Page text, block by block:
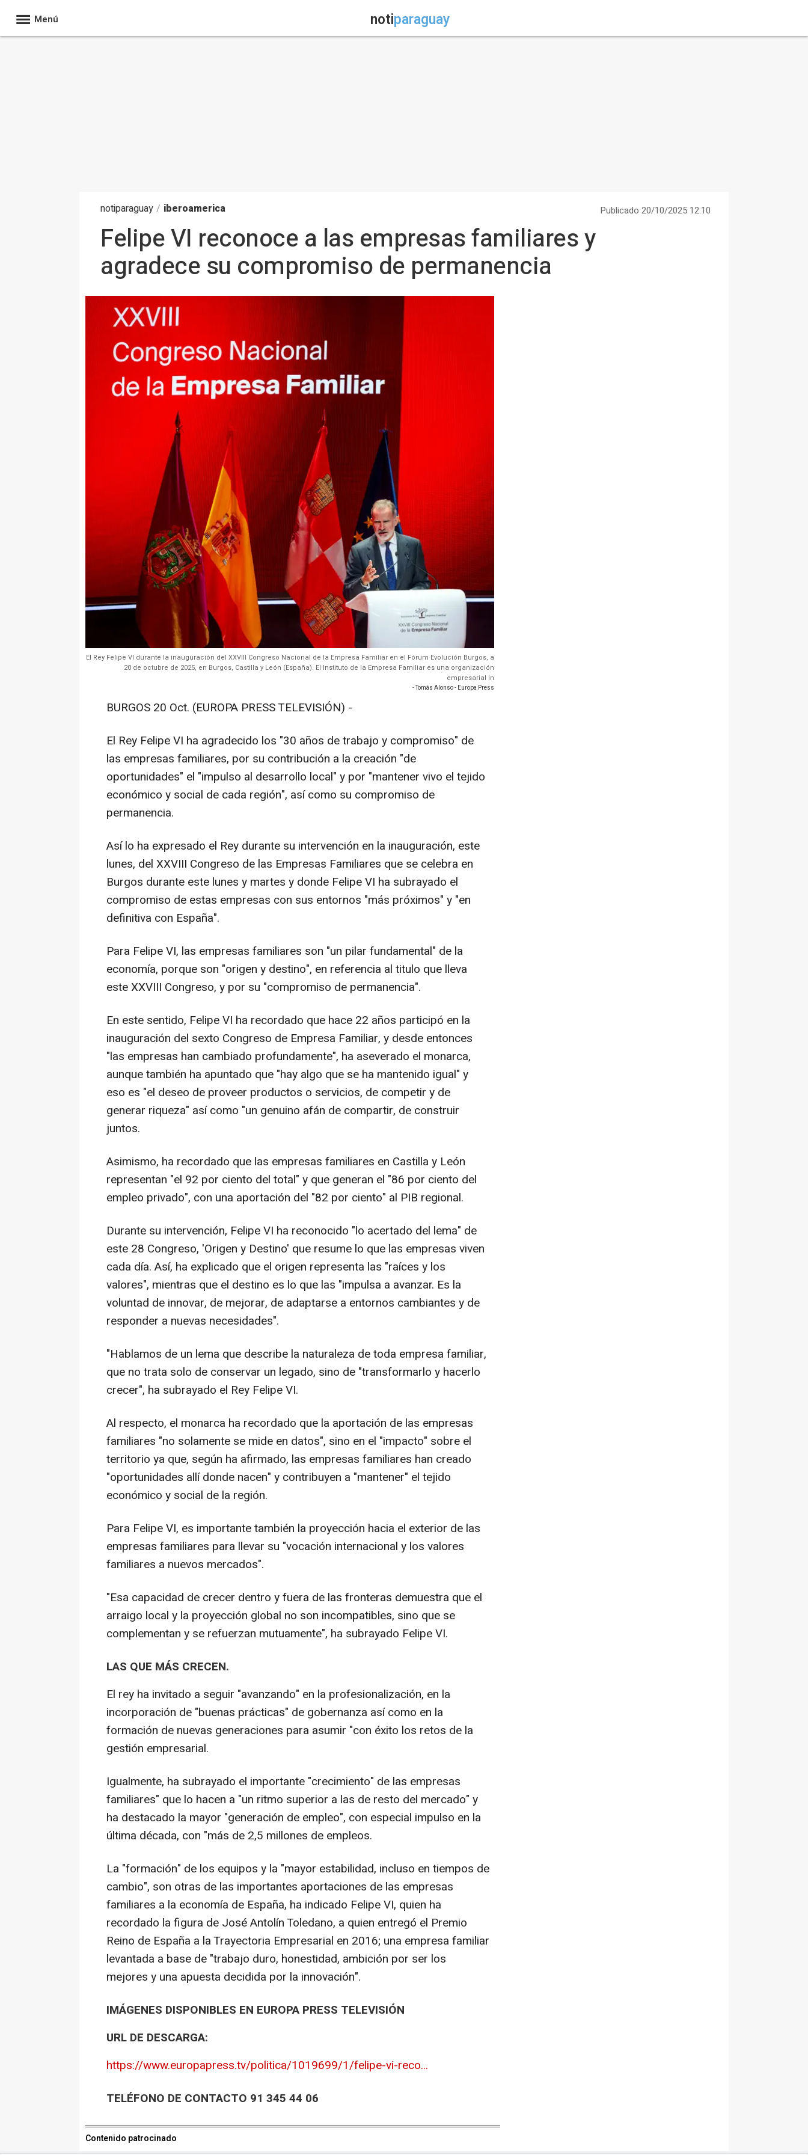
Menú notiparaguay
notiparaguay / iberoamerica Publicado 20/10/2025 12:10
Felipe VI reconoce a las empresas familiares y
agradece su compromiso de permanencia
El Rey Felipe VI durante la inauguración del XXVIII Congreso Nacional de la Empresa Familiar en el Fórum Evolución Burgos, a
20 de octubre de 2025, en Burgos, Castilla y León (España). El Instituto de la Empresa Familiar es una organización
empresarial in
- Tomás Alonso - Europa Press
BURGOS 20 Oct. (EUROPA PRESS TELEVISIÓN) -
El Rey Felipe VI ha agradecido los "30 años de trabajo y compromiso" de
las empresas familiares, por su contribución a la creación "de
oportunidades" el "impulso al desarrollo local" y por "mantener vivo el tejido
económico y social de cada región", así como su compromiso de
permanencia.
Así lo ha expresado el Rey durante su intervención en la inauguración, este
lunes, del XXVIII Congreso de las Empresas Familiares que se celebra en
Burgos durante este lunes y martes y donde Felipe VI ha subrayado el
compromiso de estas empresas con sus entornos "más próximos" y "en
definitiva con España".
Para Felipe VI, las empresas familiares son "un pilar fundamental" de la
economía, porque son "origen y destino", en referencia al titulo que lleva
este XXVIII Congreso, y por su "compromiso de permanencia".
En este sentido, Felipe VI ha recordado que hace 22 años participó en la
inauguración del sexto Congreso de Empresa Familiar, y desde entonces
"las empresas han cambiado profundamente", ha aseverado el monarca,
aunque también ha apuntado que "hay algo que se ha mantenido igual" y
eso es "el deseo de proveer productos o servicios, de competir y de
generar riqueza" así como "un genuino afán de compartir, de construir
juntos.
Asimismo, ha recordado que las empresas familiares en Castilla y León
representan "el 92 por ciento del total" y que generan el "86 por ciento del
empleo privado", con una aportación del "82 por ciento" al PIB regional.
Durante su intervención, Felipe VI ha reconocido "lo acertado del lema" de
este 28 Congreso, 'Origen y Destino' que resume lo que las empresas viven
cada día. Así, ha explicado que el origen representa las "raíces y los
valores", mientras que el destino es lo que las "impulsa a avanzar. Es la
voluntad de innovar, de mejorar, de adaptarse a entornos cambiantes y de
responder a nuevas necesidades".
"Hablamos de un lema que describe la naturaleza de toda empresa familiar,
que no trata solo de conservar un legado, sino de "transformarlo y hacerlo
crecer", ha subrayado el Rey Felipe VI.
Al respecto, el monarca ha recordado que la aportación de las empresas
familiares "no solamente se mide en datos", sino en el "impacto" sobre el
territorio ya que, según ha afirmado, las empresas familiares han creado
"oportunidades allí donde nacen" y contribuyen a "mantener" el tejido
económico y social de la región.
Para Felipe VI, es importante también la proyección hacia el exterior de las
empresas familiares para llevar su "vocación internacional y los valores
familiares a nuevos mercados".
"Esa capacidad de crecer dentro y fuera de las fronteras demuestra que el
arraigo local y la proyección global no son incompatibles, sino que se
complementan y se refuerzan mutuamente", ha subrayado Felipe VI.
LAS QUE MÁS CRECEN.
El rey ha invitado a seguir "avanzando" en la profesionalización, en la
incorporación de "buenas prácticas" de gobernanza así como en la
formación de nuevas generaciones para asumir "con éxito los retos de la
gestión empresarial.
Igualmente, ha subrayado el importante "crecimiento" de las empresas
familiares" que lo hacen a "un ritmo superior a las de resto del mercado" y
ha destacado la mayor "generación de empleo", con especial impulso en la
última década, con "más de 2,5 millones de empleos.
La "formación" de los equipos y la "mayor estabilidad, incluso en tiempos de
cambio", son otras de las importantes aportaciones de las empresas
familiares a la economía de España, ha indicado Felipe VI, quien ha
recordado la figura de José Antolín Toledano, a quien entregó el Premio
Reino de España a la Trayectoria Empresarial en 2016; una empresa familiar
levantada a base de "trabajo duro, honestidad, ambición por ser los
mejores y una apuesta decidida por la innovación".
IMÁGENES DISPONIBLES EN EUROPA PRESS TELEVISIÓN
URL DE DESCARGA:
https://www.europapress.tv/politica/1019699/1/felipe-vi-reco...
TELÉFONO DE CONTACTO 91 345 44 06
Contenido patrocinado